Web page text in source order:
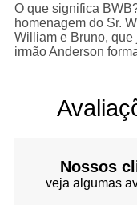
O que significa
homenagem do Sr.
William e Bruno, que
irmão Anderson
Nossos
veja algumas